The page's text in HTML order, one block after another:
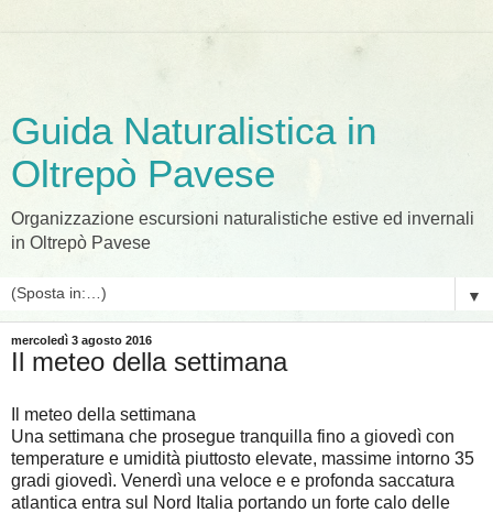
Guida Naturalistica in
Oltrepò Pavese
Organizzazione escursioni naturalistiche estive ed invernali
in Oltrepò Pavese
▼
mercoledì 3 agosto 2016
Il meteo della settimana
Il meteo della settimana
Una settimana che prosegue tranquilla fino a giovedì con
temperature e umidità piuttosto elevate, massime intorno 35
gradi giovedì. Venerdì una veloce e e profonda saccatura
atlantica entra sul Nord Italia portando un forte calo delle